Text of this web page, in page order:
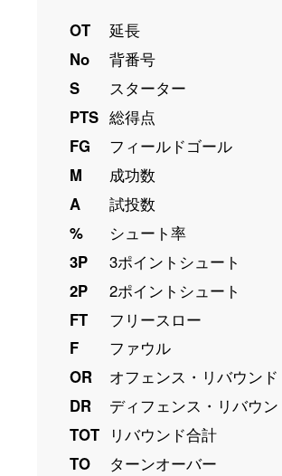
OT
延長
No
背番号
S
スターター
PTS 総得点
FG
フィールドゴール
M
成功数
A
試投数
%
シュート率
3P
3ポイントシュート
2P
2ポイントシュート
FT
フリースロー
F
ファウル
OR
オフェンス・リバウンド
DR
ディフェンス・リバウン
TOT
リバウンド合計
TO
ターンオーバー